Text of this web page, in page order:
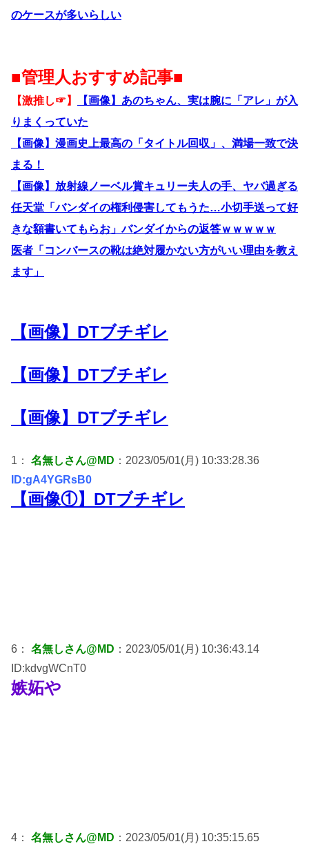
のケースが多いらしい
■管理人おすすめ記事■
【激推し☞】
【画像】あのちゃん、実は腕に「アレ」が入
りまくっていた
【画像】漫画史上最高の「タイトル回収」、満場一致で決
まる！
【画像】放射線ノーベル賞キュリー夫人の手、ヤバ過ぎる
任天堂「バンダイの権利侵害してもうた…小切手送って好
きな額書いてもらお」バンダイからの返答ｗｗｗｗｗ
医者「コンバースの靴は絶対履かない方がいい理由を教え
ます」
【画像】DTブチギレ
【画像】DTブチギレ
【画像】DTブチギレ
1： 名無しさん@MD ：2023/05/01(月) 10:33:28.36
ID:gA4YGRsB0
【画像①】DTブチギレ
6： 名無しさん@MD ：2023/05/01(月) 10:36:43.14
ID:kdvgWCnT0
嫉妬や
4： 名無しさん@MD ：2023/05/01(月) 10:35:15.65